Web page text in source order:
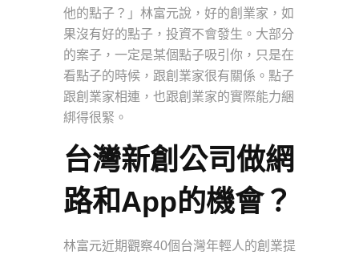
他的點子？」林富元說，好的創業家，如
果沒有好的點子，投資不會發生。大部分
的案子，一定是某個點子吸引你，只是在
看點子的時候，跟創業家很有關係。點子
跟創業家相連，也跟創業家的實際能力綑
綁得很緊。
台灣新創公司做網
路和App的機會？
林富元近期觀察40個台灣年輕人的創業提